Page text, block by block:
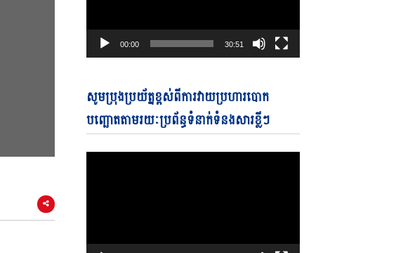
00:00 30:51
សូមប្រុងប្រយ័ត្នខ្ពស់ពីការវាយប្រហារបោក
បញ្ឆោតតាមរយៈប្រព័ន្ធទំនាក់ទំនងសារខ្លីៗ